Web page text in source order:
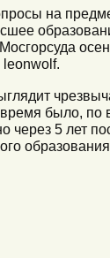
на
leonwolf.
было,
через 5 лет